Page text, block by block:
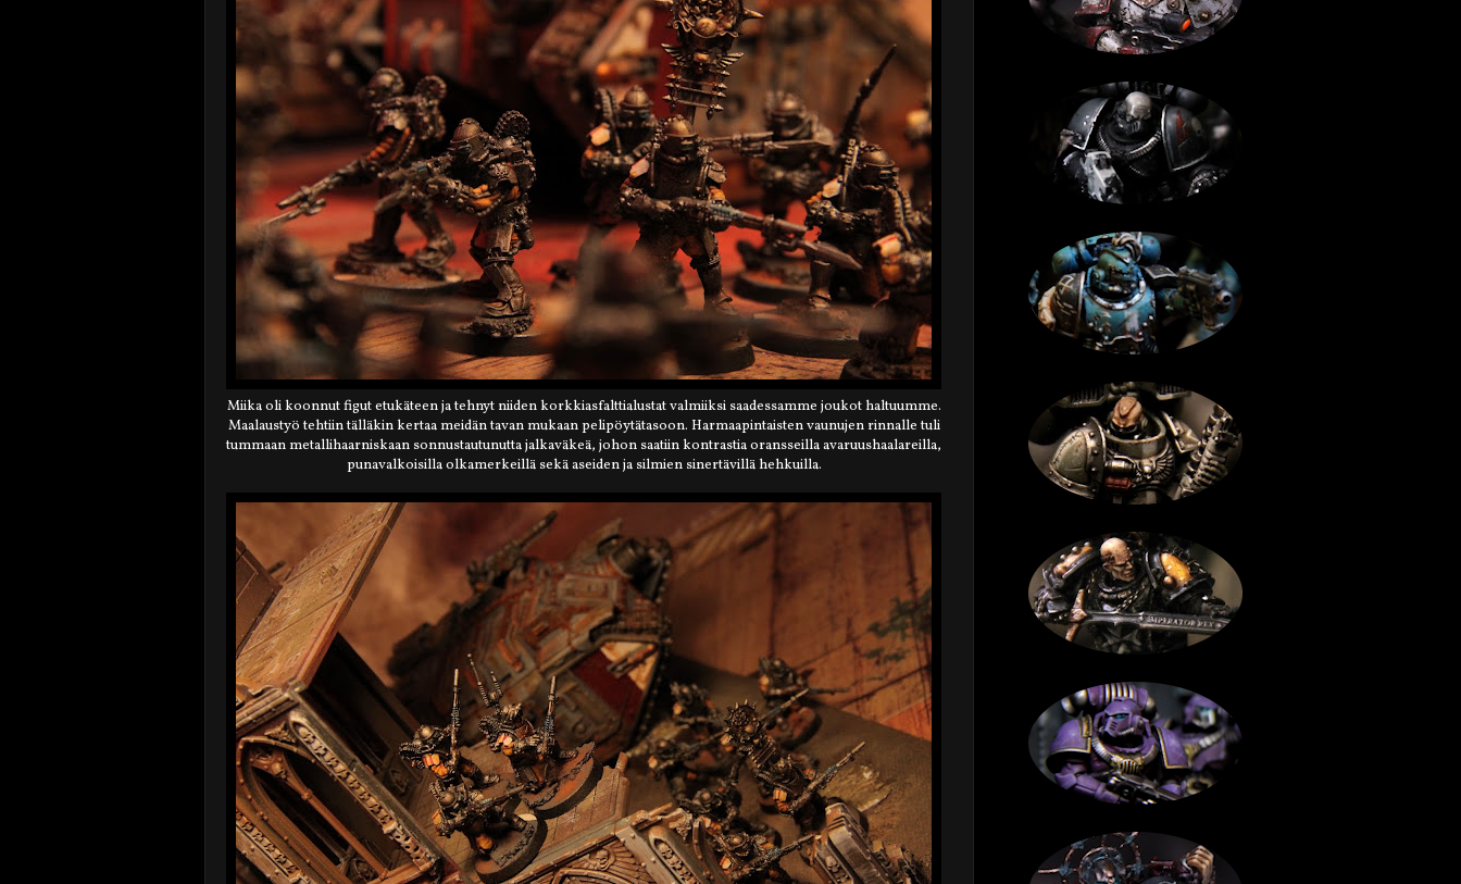
Miika oli koonnut figut etukäteen ja tehnyt niiden korkkiasfalttialustat valmiiksi saadessamme joukot haltuumme.
Maalaustyö tehtiin tälläkin kertaa meidän tavan mukaan pelipöytätasoon. Harmaapintaisten vaunujen rinnalle tuli
tummaan metallihaarniskaan sonnustautunutta jalkaväkeä, johon saatiin kontrastia oransseilla avaruushaalareilla,
punavalkoisilla olkamerkeillä sekä aseiden ja silmien sinertävillä hehkuilla.